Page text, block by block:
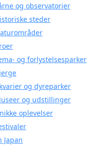
og observatorier
steder
og forlystelsesparker
og dyreparker
og udstillinger
oplevelser
Japan